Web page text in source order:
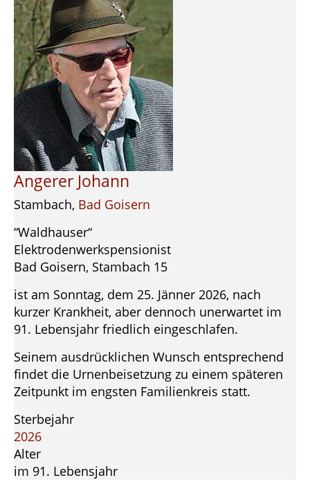
Angerer Johann
Stambach, Bad Goisern
“Waldhauser“
Elektrodenwerkspensionist
Bad Goisern, Stambach 15
ist am Sonntag, dem 25. Jänner 2026, nach
kurzer Krankheit, aber dennoch unerwartet im
91. Lebensjahr friedlich eingeschlafen.
Seinem ausdrücklichen Wunsch entsprechend
findet die Urnenbeisetzung zu einem späteren
Zeitpunkt im engsten Familienkreis statt.
Sterbejahr
2026
Alter
im 91. Lebensjahr